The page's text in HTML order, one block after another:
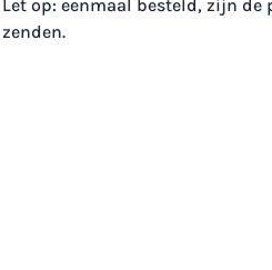
Let op: eenmaal besteld, zijn
zenden.